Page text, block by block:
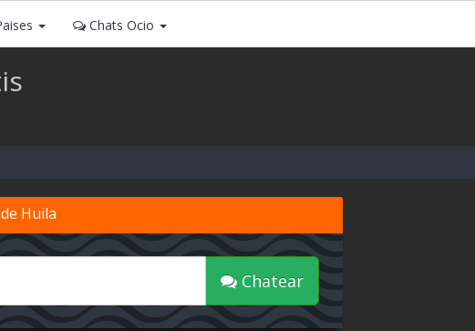
Chats Ocio
Huila
Chatear